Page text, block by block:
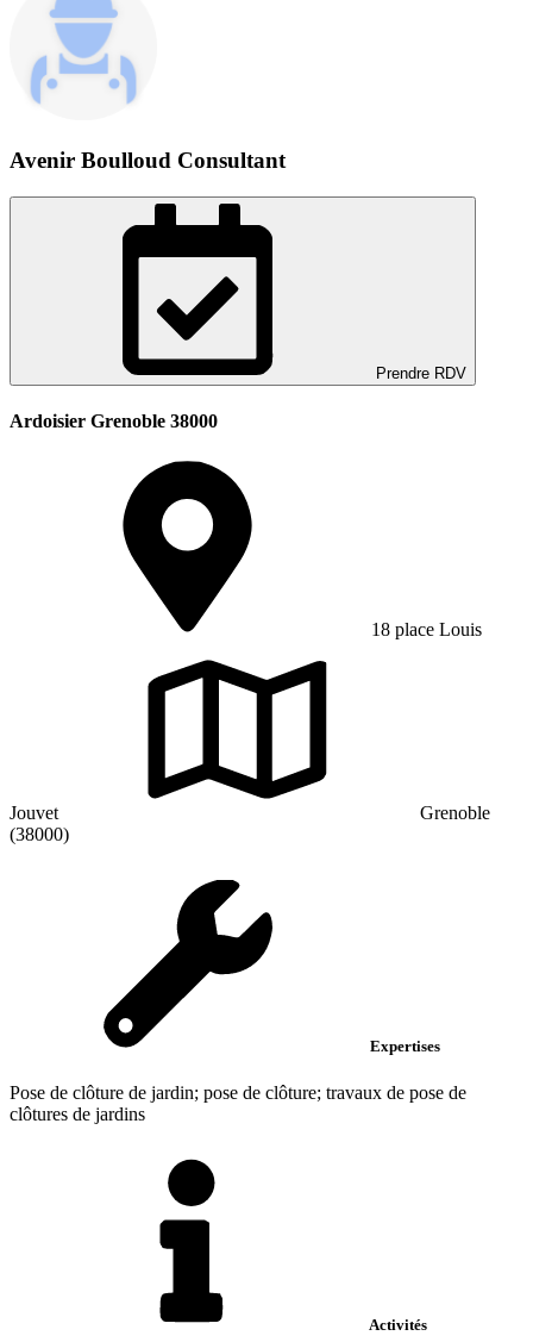
Avenir Boulloud Consultant
Prendre RDV
Ardoisier Grenoble 38000
18 place Louis
Jouvet
Grenoble
(38000)
Expertises
Pose de clôture de jardin; pose de clôture; travaux de pose de
clôtures de jardins
Activités